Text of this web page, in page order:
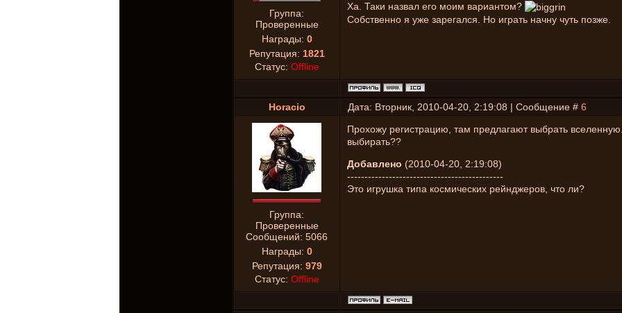
Группа:
Проверенные
Награды: 0
Репутация: 1821
Статус: Offline
Ха. Таки назвал его моим вариантом?
Собственно я уже зарегался. Но играть начну чуть позже.
Horacio Дата: Вторник, 2010-04-20, 2:19:08 | Сообщение # 6
Группа:
Проверенные
Сообщений: 5066
Награды: 0
Репутация: 979
Статус: Offline
Прохожу регистрацию, там предлагают выбрать
выбирать??
Добавлено (2010-04-20, 2:19:08)
---------------------------------------------
Это игрушка типа космических рейнджеров, что ли?